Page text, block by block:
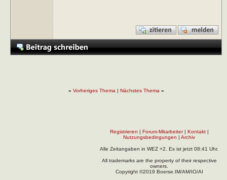
« Vorheriges Thema | Nächstes Thema »
Registrieren | Forum-Mitarbeiter| Kontakt|
Nutzungsbedingungen | Archiv
Alle Zeitangaben in WEZ +2. Es ist jetzt 08:41 Uhr.
All trademarks are the property of their respective
owners.
Copyright ©2019 Boerse.IM/AM/IO/AI